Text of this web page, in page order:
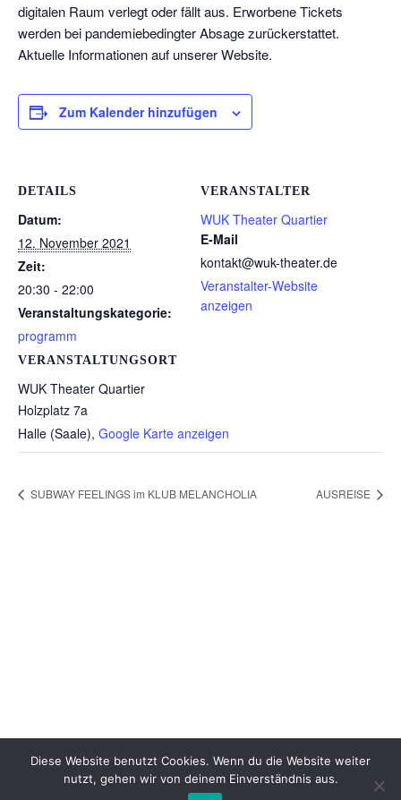
digitalen Raum verlegt oder fällt aus. Erworbene Tickets
werden bei pandemiebedingter Absage zurückerstattet.
Aktuelle Informationen auf unserer Website.
Zum Kalender hinzufügen
DETAILS
Datum:
12. November 2021
Zeit:
20:30 - 22:00
Veranstaltungskategorie:
programm
VERANSTALTUNGSORT
WUK Theater Quartier
Holzplatz 7a
Halle (Saale), Google Karte anzeigen
VERANSTALTER
WUK Theater Quartier
E-Mail
kontakt@wuk-theater.de
Veranstalter-Website
anzeigen
SUBWAY FEELINGS im KLUB MELANCHOLIA AUSREISE
Diese Website benutzt Cookies. Wenn du die Website weiter
nutzt, gehen wir von deinem Einverständnis aus.